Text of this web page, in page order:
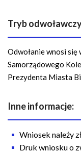
Tryb
Odwołanie wnosi się
Samorządowego
Prezydenta Miasta
Inne informacje:
Wniosek należy
Druk wniosku o